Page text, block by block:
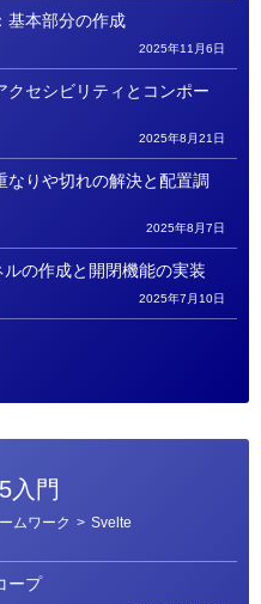
基本部分の作成
2025年11月6日
クセシビリティとコンポー
2025年8月21日
なりや切れの解決と配置調
2025年8月7日
の作成と開閉機能の実装
2025年7月10日
入門
ムワーク > Svelte
ープ